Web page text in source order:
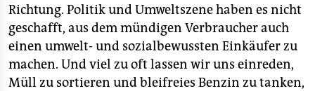
Richtung. Politik und Umweltszene haben es nicht
geschafft, aus dem mündigen Verbraucher auch
einen umwelt- und sozialbewussten Einkäufer zu
machen. Und viel zu oft lassen wir uns einreden,
Müll zu sortieren und bleifreies Benzin zu tanken,